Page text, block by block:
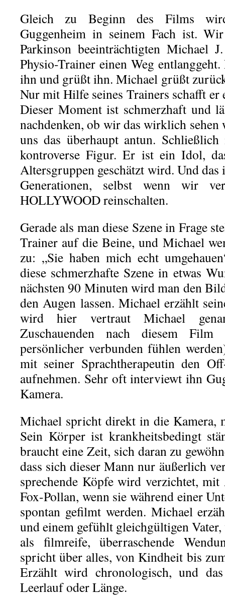
Gleich zu Beginn des Films
Guggenheim in seinem Fach ist.
Parkinson beeinträchtigten Michael
Physio-Trainer einen Weg
ihn und grüßt ihn. Michael grüßt
Nur mit Hilfe seines Trainers schafft er
Dieser Moment ist schmerzhaft und
nachdenken, ob wir das wirklich
uns das überhaupt antun.
kontroverse Figur. Er ist ein Idol,
Altersgruppen geschätzt wird. Und das
Generationen, selbst wenn wir
HOLLYWOOD reinschalten.
Gerade als man diese Szene in Frage
Trainer auf die Beine, und Michael
zu: „Sie haben mich echt
diese schmerzhafte Szene in etwas
nächsten 90 Minuten wird man den
den Augen lassen. Michael erzählt
wird hier vertraut Michael
Zuschauenden nach diesem
persönlicher verbunden fühlen
mit seiner Sprachtherapeutin den
aufnehmen. Sehr oft interviewt ihn
Kamera.
Michael spricht direkt in die Kamera,
Sein Körper ist krankheitsbedingt
braucht eine Zeit, sich daran zu
dass sich dieser Mann nur äußerlich
sprechende Köpfe wird verzichtet,
Fox-Pollan, wenn sie während einer
spontan gefilmt werden. Michael
und einem gefühlt gleichgültigen
als filmreife, überraschende
spricht über alles, von Kindheit bis
Erzählt wird chronologisch, und
Leerlauf oder Länge.